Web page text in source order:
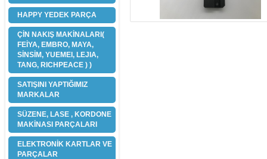
HAPPY YEDEK PARÇA
ÇİN NAKIŞ MAKİNALARI(
FEİYA, EMBRO, MAYA,
SİNSİM, YUEMEI, LEJIA,
TANG, RICHPEACE ) )
SATIŞINI YAPTIĞIMIZ
MARKALAR
SÜZENE, LASE , KORDONE
MAKİNASI PARÇALARI
ELEKTRONİK KARTLAR VE
PARÇALAR